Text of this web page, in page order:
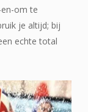
om te
je altijd; bij
echte total